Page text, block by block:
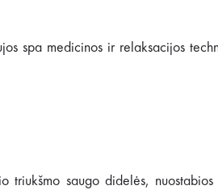
spa medicinos ir relaksacijos
saugo didelės,